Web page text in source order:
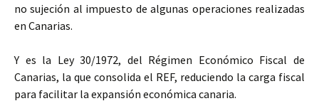
no sujeción al impuesto de algunas operaciones realizadas
en Canarias.
Y es la Ley 30/1972, del Régimen Económico Fiscal de
Canarias, la que consolida el REF, reduciendo la carga fiscal
para facilitar la expansión económica canaria.